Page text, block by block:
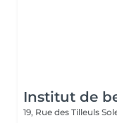
Institut de
19, Rue des Tilleuls